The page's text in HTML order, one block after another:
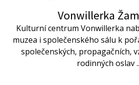
Vonwillerka
Kulturní centrum Vonwillerka
muzea i společenského sálu k
společenských, propagačních,
rodinných oslav